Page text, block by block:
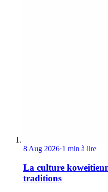
8 Aug 2026·1 min à lire
La culture
traditions